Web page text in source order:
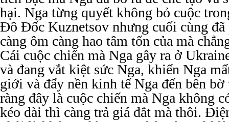
hại. Nga từng quyết không bỏ cuộc
Đô Đốc Kuznetsov nhưng cuối cùng
càng ôm càng hao tâm tốn của mà
Cái cuộc chiến mà Nga gây ra ở
và đang vắt kiệt sức Nga, khiến Nga
giới và đẩy nền kinh tế Nga đến bên
ràng đây là cuộc chiến mà Nga không
kéo dài thì càng trả giá đắt mà thôi.